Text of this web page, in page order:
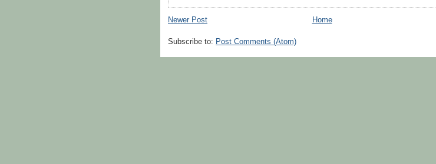
Newer Post Home
Subscribe to: Post Comments (Atom)